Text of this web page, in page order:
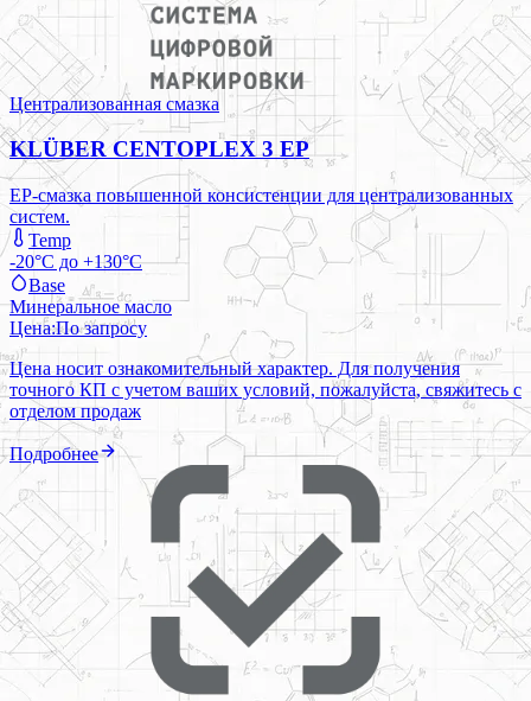
Централизованная смазка
KLÜBER CENTOPLEX 3 EP
EP-смазка повышенной консистенции для централизованных
систем.
Temp
-20°C до +130°C
Base
Минеральное масло
Цена:По запросу
Цена носит ознакомительный характер. Для получения
точного КП с учетом ваших условий, пожалуйста, свяжитесь с
отделом продаж
Подробнее